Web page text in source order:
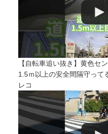
【自転車追い抜き】黄色セ
1.5ｍ以上の安全間隔守って
レコ